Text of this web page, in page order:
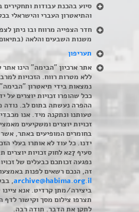
סיוע בהכנת עבודות
והתיאטרון העברי והישראלי
משנות השבעים והלאה
תעריפון
אתר ארכיון "הבימה" הינו אתר
ללא מטרות רווח. הזכויות
נמצאות בידי תיאטרון
ככל שהופרו זכויות יוצרים
ההפרה נעשתה בתום לב. נודה
טעותנו ונתקנה מיד. אנו
זכויות יוצרים ומשקיעים
בחומרים המופיעים באתר, אשר
ידנו. כל עוד לא אותרו בעלי
נפגעה זכותכם כבעלים של
זה, הנכם רשאים לפנות
archive@habima.org.il
,
ביצירה/מתן קרדיט. אנא
תצרפו צילום מסך וקישור לדף
לתקן את הדבר. תודה רבה.